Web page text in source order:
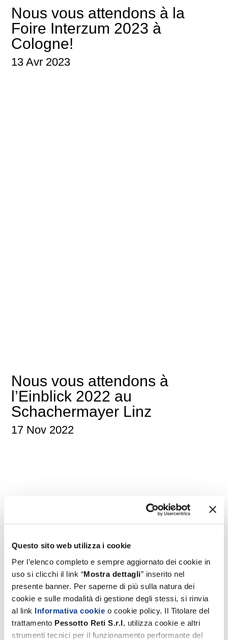
Questo sito web utilizza i cookie
Per l’elenco completo e sempre aggiornato dei cookie in
uso si clicchi il link “Mostra dettagli” inserito nel
presente banner. Per saperne di più sulla natura dei
cookie e sulle modalità di gestione degli stessi, si rinvia
al link Informativa cookie o cookie policy. Il Titolare del
trattamento Pessotto Reti S.r.l.
utilizza cookie e altri
strumenti tecnici per il funzionamento performante del
Nous vous attendons à la
Foire Interzum 2023 à
Cologne!
13 Avr 2023
Nous vous attendons à
l’Einblick 2022 au
Schachermayer Linz
17 Nov 2022